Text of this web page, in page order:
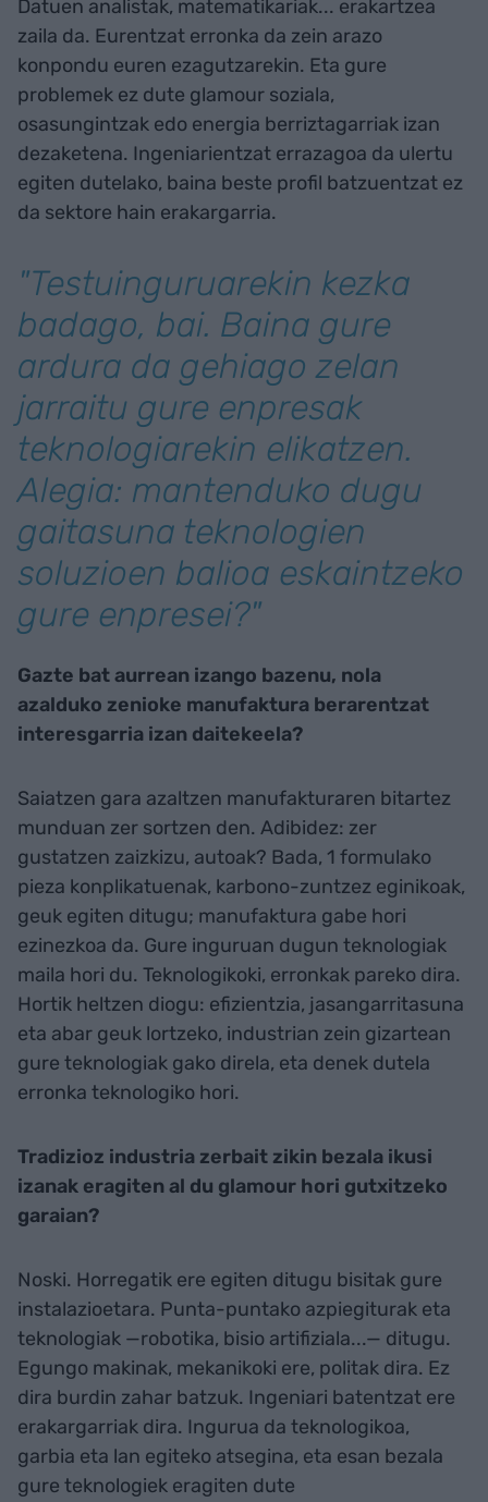
Datuen analistak, matematikariak... erakartzea
zaila da. Eurentzat erronka da zein arazo
konpondu euren ezagutzarekin. Eta gure
problemek ez dute glamour soziala,
osasungintzak edo energia berriztagarriak izan
dezaketena. Ingeniarientzat errazagoa da ulertu
egiten dutelako, baina beste profil batzuentzat ez
da sektore hain erakargarria.
"Testuinguruarekin kezka
badago, bai. Baina gure
ardura da gehiago zelan
jarraitu gure enpresak
teknologiarekin elikatzen.
Alegia: mantenduko dugu
gaitasuna teknologien
soluzioen balioa eskaintzeko
gure enpresei?"
Gazte bat aurrean izango bazenu, nola
azalduko zenioke manufaktura berarentzat
interesgarria izan daitekeela?
Saiatzen gara azaltzen manufakturaren bitartez
munduan zer sortzen den. Adibidez: zer
gustatzen zaizkizu, autoak? Bada, 1 formulako
pieza konplikatuenak, karbono-zuntzez eginikoak,
geuk egiten ditugu; manufaktura gabe hori
ezinezkoa da. Gure inguruan dugun teknologiak
maila hori du. Teknologikoki, erronkak pareko dira.
Hortik heltzen diogu: efizientzia, jasangarritasuna
eta abar geuk lortzeko, industrian zein gizartean
gure teknologiak gako direla, eta denek dutela
erronka teknologiko hori.
Tradizioz industria zerbait zikin bezala ikusi
izanak eragiten al du glamour hori gutxitzeko
garaian?
Noski. Horregatik ere egiten ditugu bisitak gure
instalazioetara. Punta-puntako azpiegiturak eta
teknologiak —robotika, bisio artifiziala...— ditugu.
Egungo makinak, mekanikoki ere, politak dira. Ez
dira burdin zahar batzuk. Ingeniari batentzat ere
erakargarriak dira. Ingurua da teknologikoa,
garbia eta lan egiteko atsegina, eta esan bezala
gure teknologiek eragiten dute